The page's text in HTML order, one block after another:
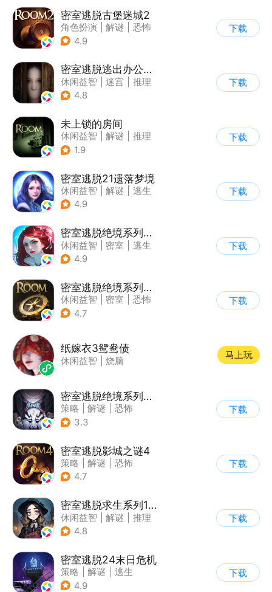
密室逃脱古堡迷城2
角色扮演 解谜
恐怖
| 密室逃脱
4.9
下载
密室逃脱逃出办公室3
休闲益智 迷宫
推理
| 密室逃脱
4.8
下载
未上锁的房间
休闲益智 解谜
推理
| 端游移植
1.9
下载
密室逃脱21遗落梦境
休闲益智 解谜
逃生
| 密室逃脱
4.9
下载
密室逃脱绝境系列4迷失森林
休闲益智 密室
逃生
| 密室逃脱
4.9
下载
密室逃脱绝境系列2海盗船
休闲益智 密室
恐怖
| 密室逃脱
4.7
下载
纸嫁衣3鸳鸯债
休闲益智 烧脑
马上玩
密室逃脱绝境系列8酒店惊魂
策略 解谜
恐怖
| 密室逃脱
3.3
下载
密室逃脱影城之谜4
策略 解谜
恐怖
| 密室逃脱
4.7
下载
密室逃脱求生系列1极地冒险
休闲益智 解谜
推理
| 密室逃脱
4.8
下载
密室逃脱24末日危机
策略 解谜
逃生
| 密室逃脱
4.9
下载